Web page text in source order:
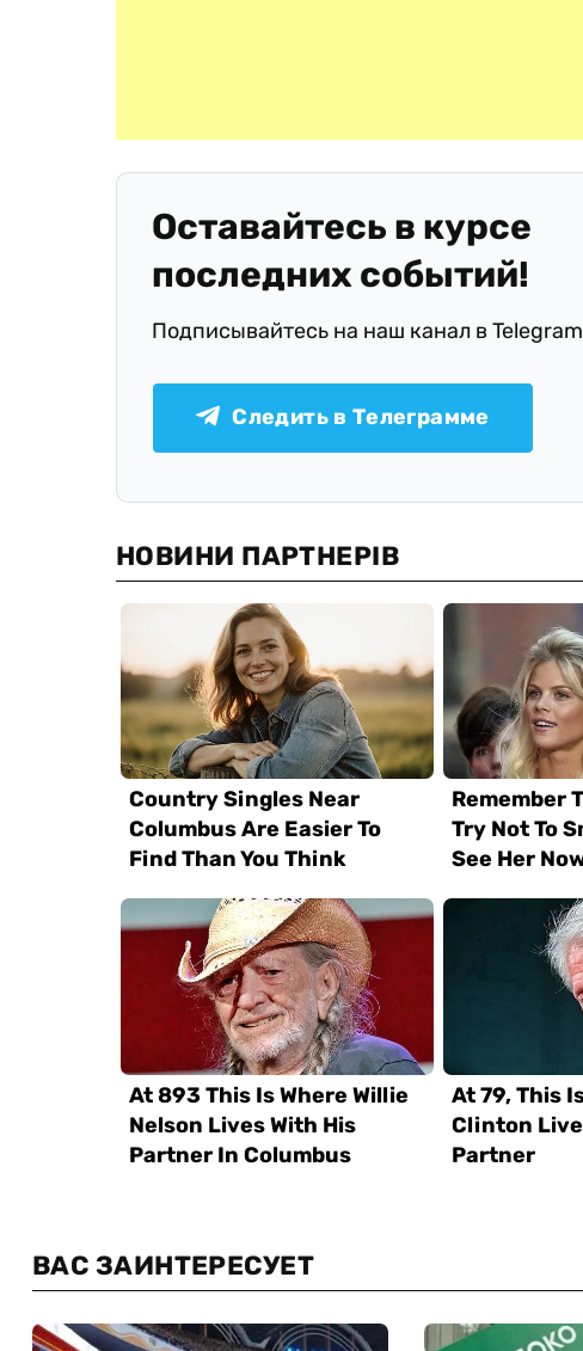
Оставайтесь в курсе
последних событий!
Подписывайтесь на наш канал в Telegram
Следить в Телеграмме
ВАС ЗАИНТЕРЕСУЕТ